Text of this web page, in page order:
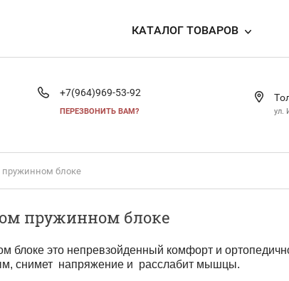
КАТАЛОГ ТОВАРОВ
+7(964)969-53-92
ПЕРЕЗВОНИТЬ ВАМ? ул.
блоке
пружинном блоке
блоке это непревзойденный комфорт и
снимет напряжение и расслабит мышцы.